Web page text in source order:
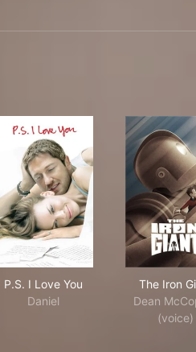
P.S. I Love You
Daniel
The Iron
Dean
(voice)